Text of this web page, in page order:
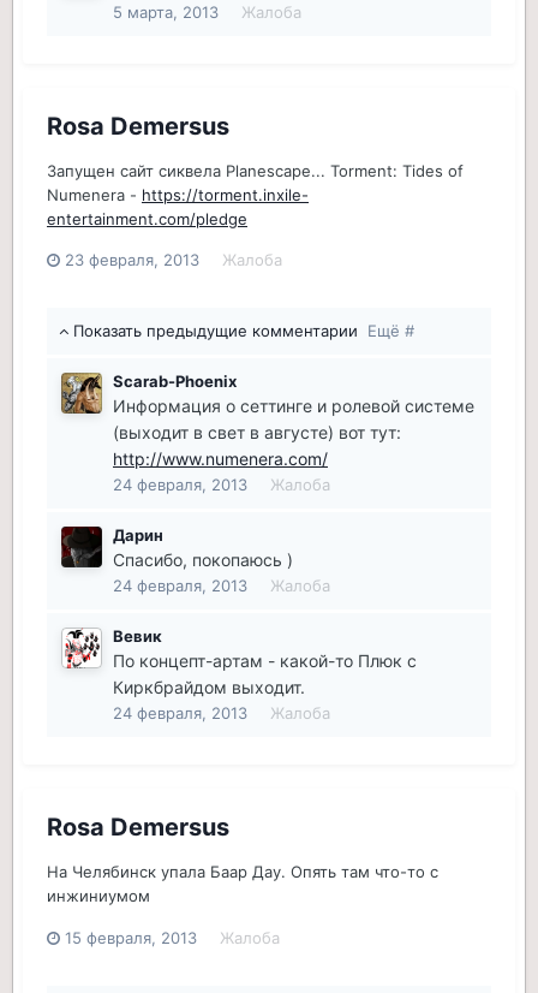
5 марта, 2013 Жалоба
Rosa Demersus
Запущен сайт сиквела Planescape... Torment: Tides of
Numenera - https://torment.inxile-
entertainment.com/pledge
23 февраля, 2013 Жалоба
Показать предыдущие комментарии Ещё #
Scarab-Phoenix
Информация о сеттинге и ролевой системе
(выходит в свет в августе) вот тут:
http://www.numenera.com/
24 февраля, 2013 Жалоба
Дарин
Спасибо, покопаюсь )
24 февраля, 2013 Жалоба
Вевик
По концепт-артам - какой-то Плюк с
Киркбрайдом выходит.
24 февраля, 2013 Жалоба
Rosa Demersus
На Челябинск упала Баар Дау. Опять там что-то с
инжиниумом
15 февраля, 2013 Жалоба